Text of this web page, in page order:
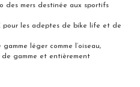
des mers destinée aux sportifs
pour les adeptes de bike life et de
léger comme l’oiseau,
de gamme et entièrement